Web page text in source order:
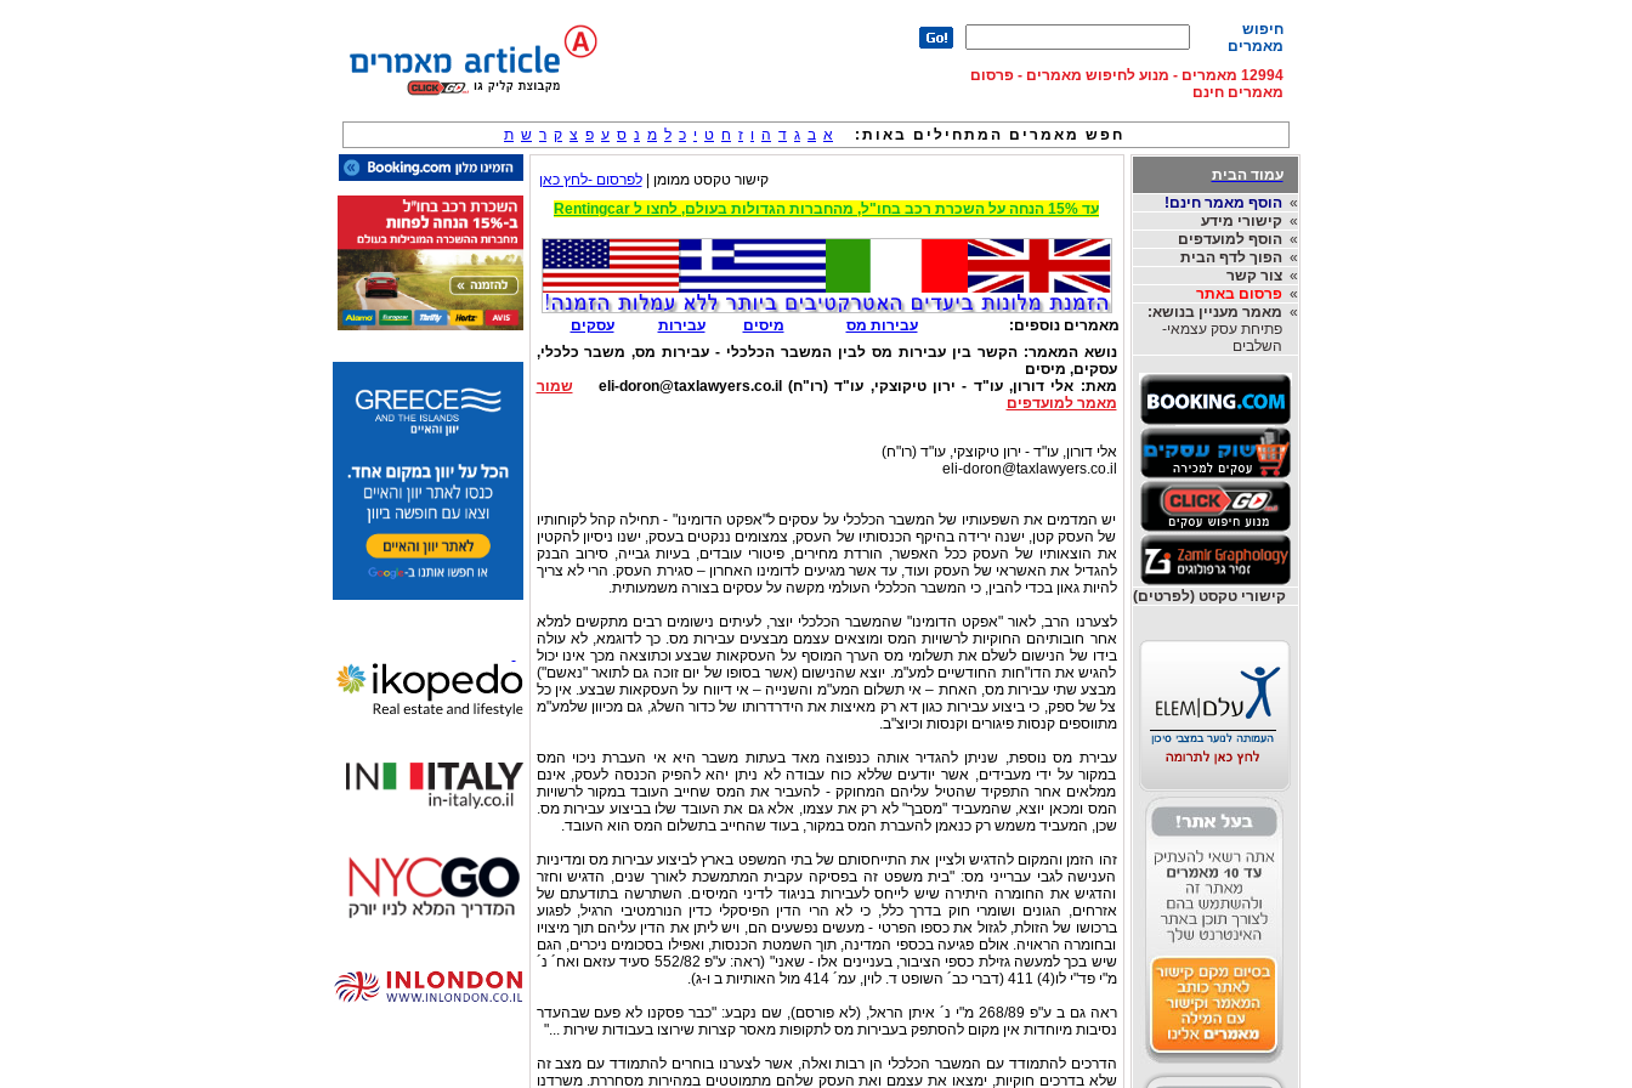
חיפוש
מאמרים
12994 מאמרים - מנוע לחיפוש מאמרים - פרסום
מאמרים חינם
חפש מאמרים המתחילים באות: א ב ג ד ה ו ז ח ט י כ ל מ נ ס ע פ צ ק ר ש ת
עמוד הבית
»הוסף מאמר חינם!
»קישורי מידע
»הוסף למועדפים
»הפוך לדף הבית
»צור קשר
»פרסום באתר
» מאמר מעניין בנושא:
פתיחת עסק עצמאי-
השלבים
קישורי טקסט (לפרטים)
קישור טקסט ממומן |לפרסום -לחץ כאן
עד 15% הנחה על השכרת רכב בחו"ל, מהחברות הגדולות בעולם, לחצו ל Rentingcar
מאמרים נוספים: עבירות מס מיסים עבירות
עסקים
נושא המאמר:הקשר בין עבירות מס לבין המשבר הכלכלי - עבירות מס, משבר כלכלי,
עסקים, מיסים
מאת: אלי דורון, עו"ד - ירון טיקוצקי, עו"ד (רו"ח) eli-doron@taxlawyers.co.il
שמור
מאמר למועדפים
אלי דורון, עו"ד - ירון טיקוצקי, עו"ד (רו"ח)
eli-doron@taxlawyers.co.il
יש המדמים את השפעותיו של המשבר הכלכלי על עסקים ל"אפקט הדומינו" - תחילה קהל לקוחותיו
של העסק קטן, ישנה ירידה בהיקף הכנסותיו של העסק, צמצומים ננקטים בעסק, ישנו ניסיון להקטין
את הוצאותיו של העסק ככל האפשר, הורדת מחירים, פיטורי עובדים, בעיות גבייה, סירוב הבנק
להגדיל את האשראי של העסק ועוד, עד אשר מגיעים לדומינו האחרון – סגירת העסק. הרי לא צריך
להיות גאון בכדי להבין, כי המשבר הכלכלי העולמי מקשה על עסקים בצורה משמעותית.
לצערנו הרב, לאור "אפקט הדומינו" שהמשבר הכלכלי יוצר, לעיתים נישומים רבים מתקשים למלא
אחר חובותיהם החוקיות לרשויות המס ומוצאים עצמם מבצעים עבירות מס. כך לדוגמא, לא עולה
בידו של הנישום לשלם את תשלומי מס הערך המוסף על העסקאות שבצע וכתוצאה מכך אינו יכול
להגיש את הדו"חות החודשיים למע"מ. יוצא שהנישום (אשר בסופו של יום זוכה גם לתואר "נאשם")
מבצע שתי עבירות מס, האחת – אי תשלום המע"מ והשנייה – אי דיווח על העסקאות שבצע. אין כל
צל של ספק, כי ביצוע עבירות כגון דא רק מאיצות את הידרדרותו של כדור השלג, גם מכיוון שלמע"מ
מתווספים קנסות פיגורים וקנסות וכיוצ"ב.
עבירת מס נוספת, שניתן להגדיר אותה כנפוצה מאד בעתות משבר היא אי העברת ניכוי המס
במקור על ידי מעבידים, אשר יודעים שללא כוח עבודה לא ניתן יהא להפיק הכנסה לעסק, אינם
ממלאים אחר התפקיד שהטיל עליהם המחוקק - להעביר את המס שחייב העובד במקור לרשויות
המס ומכאן יוצא, שהמעביד "מסבך" לא רק את עצמו, אלא גם את העובד שלו בביצוע עבירות מס.
שכן, המעביד משמש רק כנאמן להעברת המס במקור, בעוד שהחייב בתשלום המס הוא העובד.
זהו הזמן והמקום להדגיש ולציין את התייחסותם של בתי המשפט בארץ לביצוע עבירות מס ומדיניות
הענישה לגבי עברייני מס: "בית משפט זה בפסיקה עקבית המתמשכת לאורך שנים, הדגיש וחזר
והדגיש את החומרה היתירה שיש לייחס לעבירות בניגוד לדיני המיסים. השתרשה בתודעתם של
אזרחים, הגונים ושומרי חוק בדרך כלל, כי לא הרי הדין הפיסקלי כדין הנורמטיבי הרגיל, לפגוע
ברכושו של הזולת, לגזול את כספו הפרטי - מעשים נפשעים הם, ויש ליתן את הדין עליהם תוך מיצויו
ובחומרה הראויה. אולם פגיעה בכספי המדינה, תוך השמטת הכנסות, ואפילו בסכומים ניכרים, הגם
שיש בכך למעשה גזילת כספי הציבור, בעניינים אלו - שאני" (ראה: ע"פ 552/82 סעיד עזאם ואח´ נ´
מ"י פד"י לו(4) 411 (דברי כב´ השופט ד. לוין, עמ´ 414 מול האותיות ב ו-ג).
ראה גם ב ע"פ 268/89 מ"י נ´ איתן הראל, (לא פורסם), שם נקבע: "כבר פסקנו לא פעם שבהעדר
נסיבות מיוחדות אין מקום להסתפק בעבירות מס לתקופות מאסר קצרות שירוצו בעבודות שירות ..."
הדרכים להתמודד עם המשבר הכלכלי הן רבות ואלה, אשר לצערנו בוחרים להתמודד עם מצב זה
שלא בדרכים חוקיות, ימצאו את עצמם ואת העסק שלהם מתמוטטים במהירות מסחררת. משרדנו